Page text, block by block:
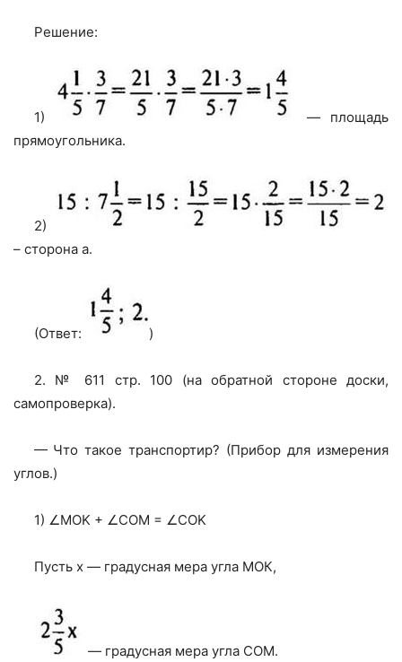
Решение:
1)
— площадь
прямоугольника.
2)
– сторона a.
(Ответ: )
2. № 611 стр. 100 (на обратной стороне доски,
самопроверка).
— Что такое транспортир? (Прибор для измерения
углов.)
1) ∠MOK + ∠СОМ = ∠COK
Пусть х — градусная мера угла МОК,
— градусная мера угла СОМ.